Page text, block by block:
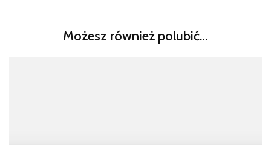
Możesz również polubić…